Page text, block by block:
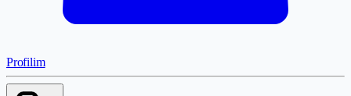
Profilim